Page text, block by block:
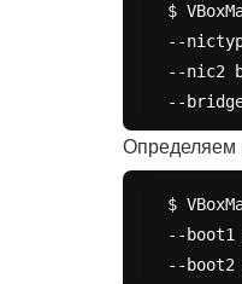
$
--
--nic2
Определяем
$
--